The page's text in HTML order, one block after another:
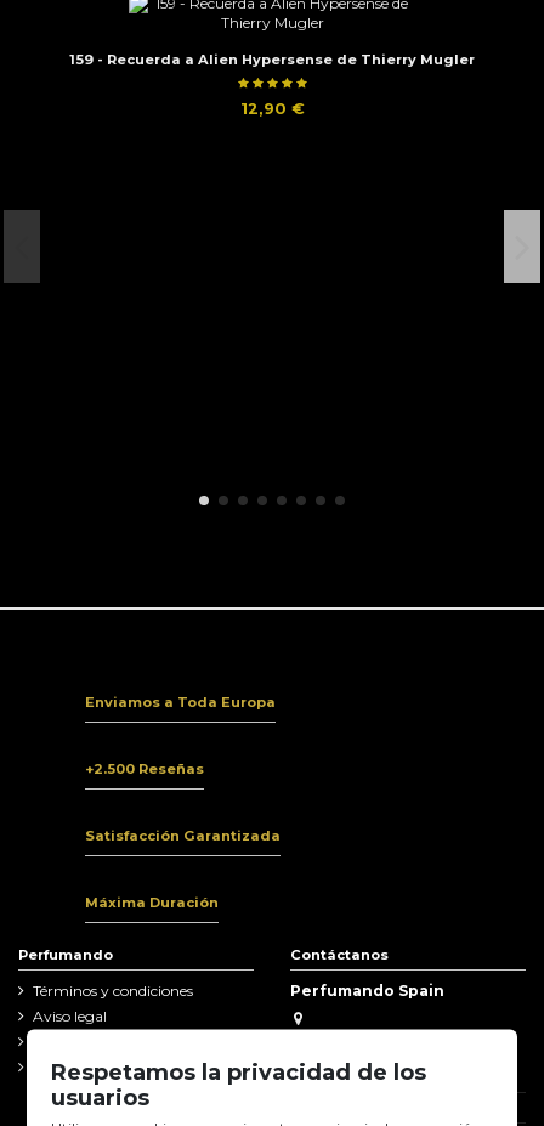
159 - Recuerda a Alien Hypersense de Thierry Mugler
12,90 €
Enviamos a Toda Europa
+2.500 Reseñas
Satisfacción Garantizada
Máxima Duración
Perfumando
Términos y condiciones
Aviso legal
Garantia y reclamaciones
Contáctanos
Perfumando Spain
11591 Jerez de la Frontera (Cádiz)
Respetamos la privacidad de los
usuarios